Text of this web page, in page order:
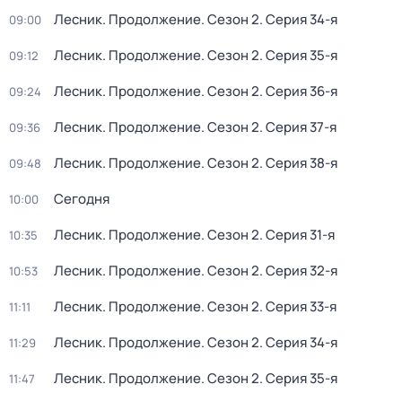
09:00 Лесник. Продолжение. Сезон 2. Серия 34-я
09:12 Лесник. Продолжение. Сезон 2. Серия 35-я
09:24 Лесник. Продолжение. Сезон 2. Серия 36-я
09:36 Лесник. Продолжение. Сезон 2. Серия 37-я
09:48 Лесник. Продолжение. Сезон 2. Серия 38-я
10:00 Сегодня
10:35 Лесник. Продолжение. Сезон 2. Серия 31-я
10:53 Лесник. Продолжение. Сезон 2. Серия 32-я
11:11 Лесник. Продолжение. Сезон 2. Серия 33-я
11:29 Лесник. Продолжение. Сезон 2. Серия 34-я
11:47 Лесник. Продолжение. Сезон 2. Серия 35-я